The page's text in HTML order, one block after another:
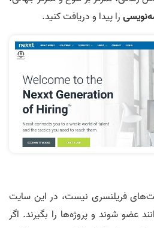
را پیدا و دریافت کنید.
فریلنسری نیست، در این سایت
عضو شوند و پروژه‌ها را بگیرند. اگر